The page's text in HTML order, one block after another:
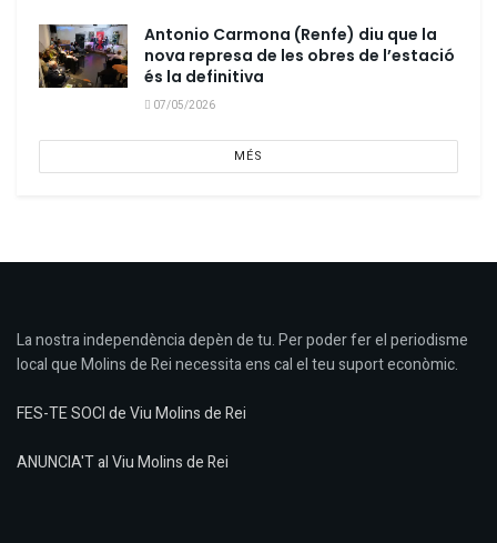
Antonio Carmona (Renfe) diu que la
nova represa de les obres de l’estació
és la definitiva
07/05/2026
MÉS
La nostra independència depèn de tu. Per poder fer el periodisme
local que Molins de Rei necessita ens cal el teu suport econòmic.
FES-TE SOCI de Viu Molins de Rei
ANUNCIA'T al Viu Molins de Rei